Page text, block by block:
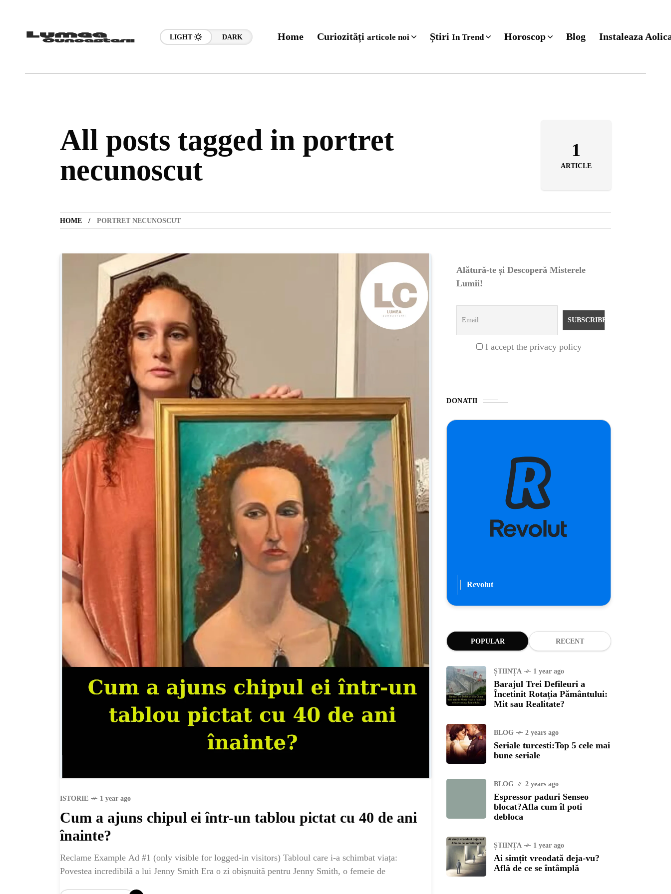
LIGHT DARK Home Curiozități articole noi Știri In Trend Horoscop Blog Instaleaza
All posts tagged in portret
necunoscut
1
ARTICLE
HOME PORTRET NECUNOSCUT
ISTORIE 1 year ago
Cum a ajuns chipul ei într-un tablou pictat cu 40 de ani
înainte?
Reclame Example Ad #1 (only visible for logged-in visitors) Tabloul care i-a schimbat viața:
Povestea incredibilă a lui Jenny Smith Era o zi obișnuită pentru Jenny Smith, o femeie de
Alătură-te și Descoperă Misterele
Lumii!
I accept the privacy policy
DONATII
Revolut
POPULAR RECENT
ȘTIINȚA 1 year ago
Barajul Trei Defileuri a
Încetinit Rotația Pământului:
Mit sau Realitate?
BLOG 2 years ago
Seriale turcesti:Top 5 cele mai
bune seriale
BLOG 2 years ago
Espressor paduri Senseo
blocat?Afla cum îl poti
debloca
ȘTIINȚA 1 year ago
Ai simțit vreodată deja-vu?
Află de ce se întâmplă
HOME